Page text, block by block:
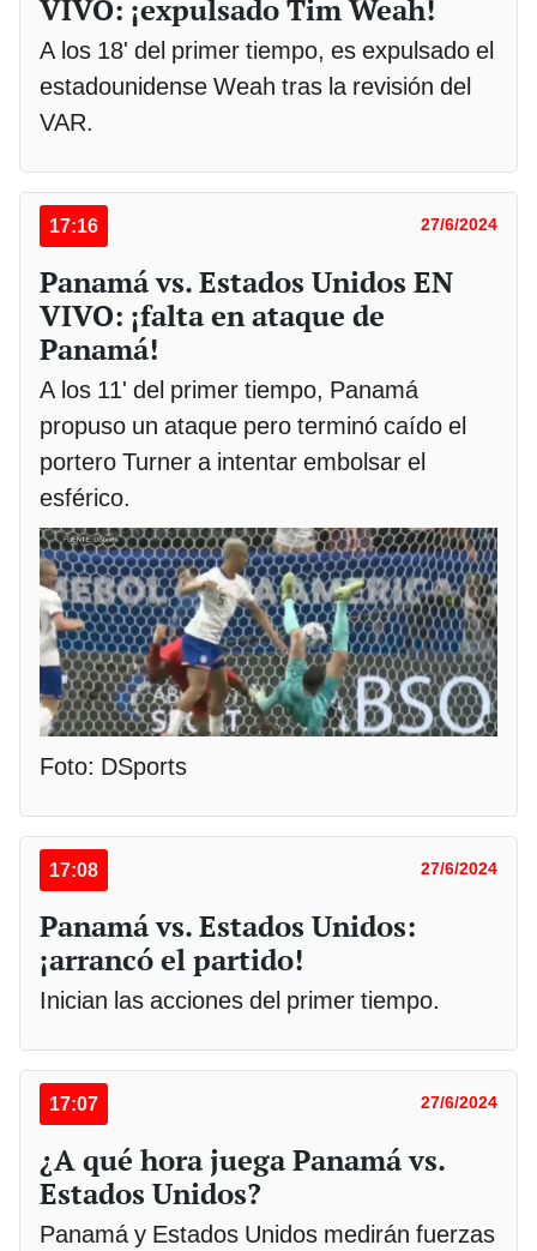
VIVO: ¡expulsado Tim Weah!
A los 18' del primer tiempo, es expulsado el
estadounidense Weah tras la revisión del
VAR.
17:16 27/6/2024
Panamá vs. Estados Unidos EN
VIVO: ¡falta en ataque de
Panamá!
A los 11' del primer tiempo, Panamá
propuso un ataque pero terminó caído el
portero Turner a intentar embolsar el
esférico.
Foto: DSports
17:08 27/6/2024
Panamá vs. Estados Unidos:
¡arrancó el partido!
Inician las acciones del primer tiempo.
17:07 27/6/2024
¿A qué hora juega Panamá vs.
Estados Unidos?
Panamá y Estados Unidos medirán fuerzas